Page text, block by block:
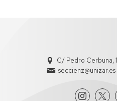
C/ Pedro Cerbuna,
seccienz@unizar.es